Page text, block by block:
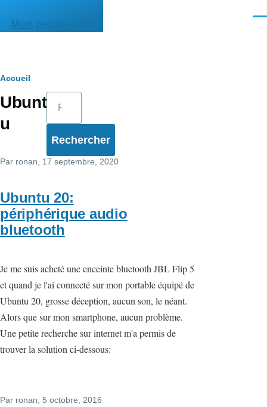
Mon pense-bête
Fil
d'Ariane
Accueil
Ubunt
u
Par ronan , 17 septembre, 2020
Ubuntu 20:
périphérique audio
bluetooth
Je me suis acheté une enceinte bluetooth JBL Flip 5
et quand je l'ai connecté sur mon portable équipé de
Ubuntu 20, grosse déception, aucun son, le néant.
Alors que sur mon smartphone, aucun problème.
Une petite recherche sur internet m'a permis de
trouver la solution ci-dessous:
Par ronan , 5 octobre, 2016
Rechercher